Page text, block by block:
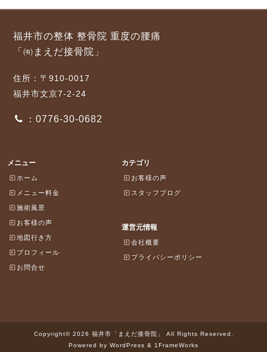
福井市の整体 整骨院 重度の腰痛
「㈲まえだ接骨院」
住所：〒910-0017
福井市文京7-2-24
：0776-30-0682
メニュー
ホーム
メニュー料金
施術風景
お客様の声
地図行き方
プロフィール
お問合せ
カテゴリ
お客様の声
スタッフブログ
運営元情報
会社概要
プライバシーポリシー
Copyright© 2026 福井市「まえだ接骨院」 All Rights Reserved.
Powered by WordPress & 1FrameWorks